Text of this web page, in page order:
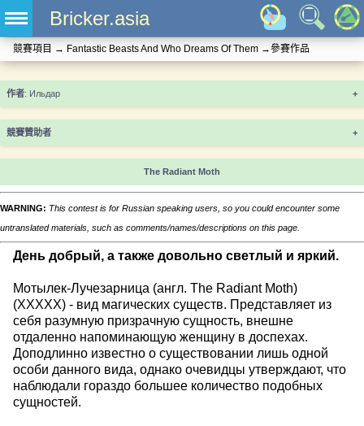
Bricker.asia
競賽項目 → Fantastic Beasts And Who Dreams Of Them →參賽作品
+
競賽贊助者 +
The Radiant Moth
WARNING: This contest is for Russian speaking users, so you could encounter some
untranslated materials, such as comments/names/descriptions on this page.
День добрый, а также довольно светлый и яркий.
Мотылек-Лучезарница (англ. The Radiant Moth)
(ХХХХХ) - вид магических существ. Представляет из
себя разумную призрачную сущность, внешне
отдаленно напоминающую женщину в доспехах.
Доподлинно известно о существовании лишь одной
особи данного вида, однако очевидцы утверждают, что
наблюдали гораздо большее количество подобных
сущностей.